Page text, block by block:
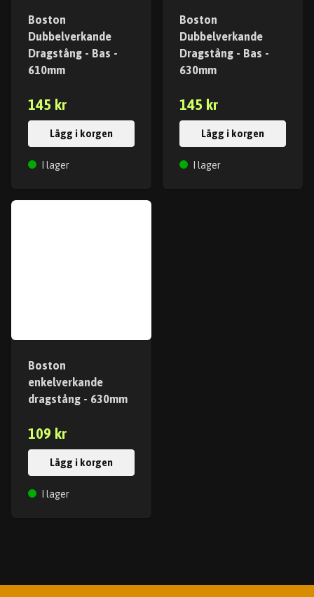
Boston
Dubbelverkande
Dragstång - Bas -
610mm
145 kr
Lägg i korgen
I lager
Boston
Dubbelverkande
Dragstång - Bas -
630mm
145 kr
Lägg i korgen
I lager
Boston
enkelverkande
dragstång - 630mm
109 kr
Lägg i korgen
I lager